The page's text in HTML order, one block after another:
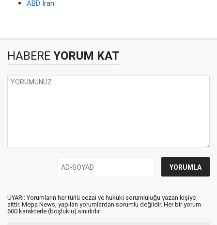
ABD İran
HABERE YORUM KAT
UYARI: Yorumların her türlü cezai ve hukuki sorumluluğu yazan kişiye
aittir. Mepa News, yapılan yorumlardan sorumlu değildir. Her bir yorum
600 karakterle (boşluklu) sınırlıdır.